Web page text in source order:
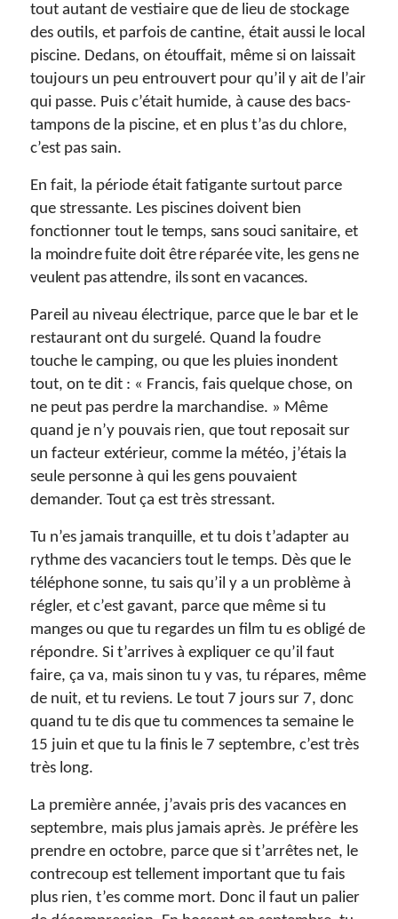
tout autant de vestiaire que de lieu de stockage
des outils, et parfois de cantine, était aussi le local
piscine. Dedans, on étouffait, même si on laissait
toujours un peu entrouvert pour qu’il y ait de l’air
qui passe. Puis c’était humide, à cause des bacs-
tampons de la piscine, et en plus t’as du chlore,
c’est pas sain.
En fait, la période était fatigante surtout parce
que stressante. Les piscines doivent bien
fonctionner tout le temps, sans souci sanitaire, et
la moindre fuite doit être réparée vite, les gens ne
veulent pas attendre, ils sont en vacances.
Pareil au niveau électrique, parce que le bar et le
restaurant ont du surgelé. Quand la foudre
touche le camping, ou que les pluies inondent
tout, on te dit : « Francis, fais quelque chose, on
ne peut pas perdre la marchandise. » Même
quand je n’y pouvais rien, que tout reposait sur
un facteur extérieur, comme la météo, j’étais la
seule personne à qui les gens pouvaient
demander. Tout ça est très stressant.
Tu n’es jamais tranquille, et tu dois t’adapter au
rythme des vacanciers tout le temps. Dès que le
téléphone sonne, tu sais qu’il y a un problème à
régler, et c’est gavant, parce que même si tu
manges ou que tu regardes un film tu es obligé de
répondre. Si t’arrives à expliquer ce qu’il faut
faire, ça va, mais sinon tu y vas, tu répares, même
de nuit, et tu reviens. Le tout 7 jours sur 7, donc
quand tu te dis que tu commences ta semaine le
15 juin et que tu la finis le 7 septembre, c’est très
très long.
La première année, j’avais pris des vacances en
septembre, mais plus jamais après. Je préfère les
prendre en octobre, parce que si t’arrêtes net, le
contrecoup est tellement important que tu fais
plus rien, t’es comme mort. Donc il faut un palier